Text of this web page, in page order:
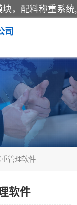
司
管理软件
软件